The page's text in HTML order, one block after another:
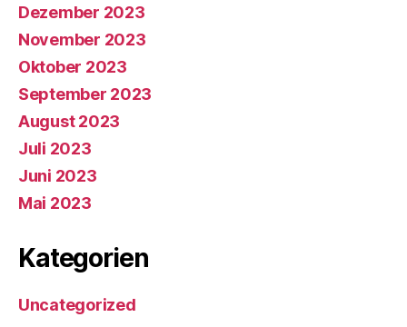
Dezember 2023
November 2023
Oktober 2023
September 2023
August 2023
Juli 2023
Juni 2023
Mai 2023
Kategorien
Uncategorized